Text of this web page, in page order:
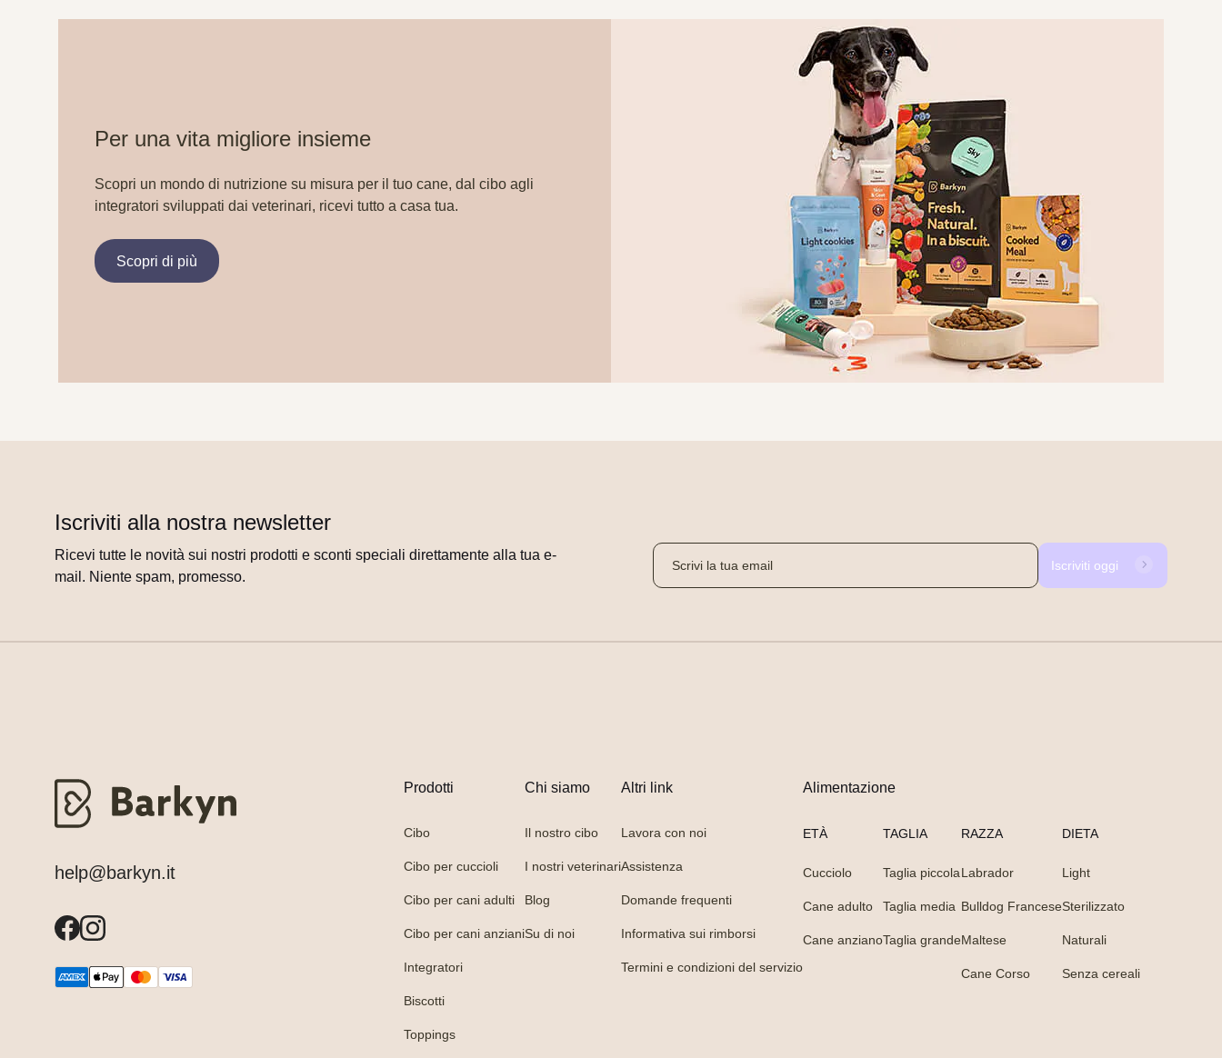
Per una vita migliore insieme
Scopri un mondo di nutrizione su misura per il tuo cane, dal cibo agli
integratori sviluppati dai veterinari, ricevi tutto a casa tua.
Scopri di più
Iscriviti alla nostra newsletter
Ricevi tutte le novità sui nostri prodotti e sconti speciali direttamente alla tua e-
mail. Niente spam, promesso.
Iscriviti oggi
help@barkyn.it
Prodotti
Cibo
Cibo per cuccioli
Cibo per cani adulti
Cibo per cani anziani
Integratori
Biscotti
Toppings
Chi siamo
Il nostro cibo
I nostri veterinari
Blog
Su di noi
Altri link
Lavora con noi
Assistenza
Domande frequenti
Informativa sui rimborsi
Termini e condizioni del servizio
Alimentazione
ETÀ
Cucciolo
Cane adulto
Cane anziano
TAGLIA
Taglia piccola
Taglia media
Taglia grande
RAZZA
Labrador
Bulldog Francese
Maltese
Cane Corso
DIETA
Light
Sterilizzato
Naturali
Senza cereali